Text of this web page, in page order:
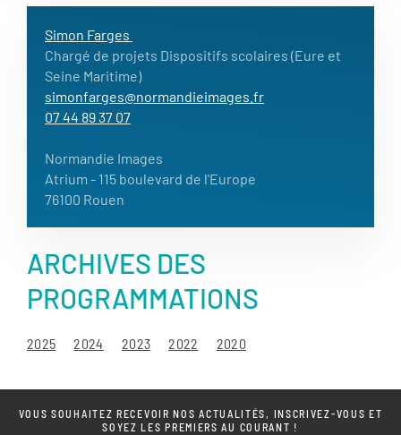
Simon Farges
Chargé de projets Dispositifs scolaires (Eure et
Seine Maritime)
simonfarges@normandieimages.fr
07 44 89 37 07
Normandie Images
Atrium - 115 boulevard de l'Europe
76100 Rouen
ARCHIVES DES
PROGRAMMATIONS
2025 2024 2023 2022 2020
VOUS SOUHAITEZ RECEVOIR NOS ACTUALITÉS, INSCRIVEZ-VOUS ET
SOYEZ LES PREMIERS AU COURANT !